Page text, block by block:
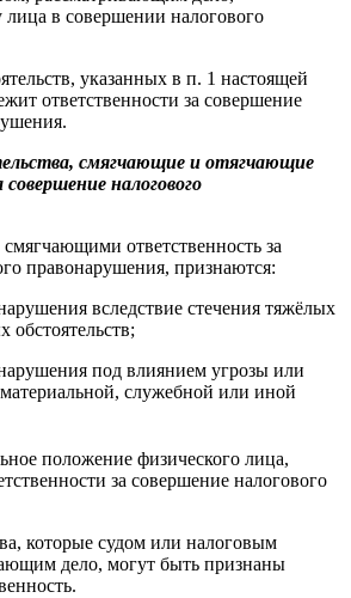
в совершении налогового
указанных в п. 1 настоящей
ответственности за совершение
смягчающие и отягчающие
налогового
ответственность за
правонарушения, признаются:
вследствие стечения тяжёлых
под влиянием угрозы или
служебной или иной
положение физического лица,
за совершение налогового
которые судом или налоговым
дело, могут быть признаны